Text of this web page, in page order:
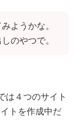
ようかな。
のやつで。
は４つのサイト
トを作成中だ